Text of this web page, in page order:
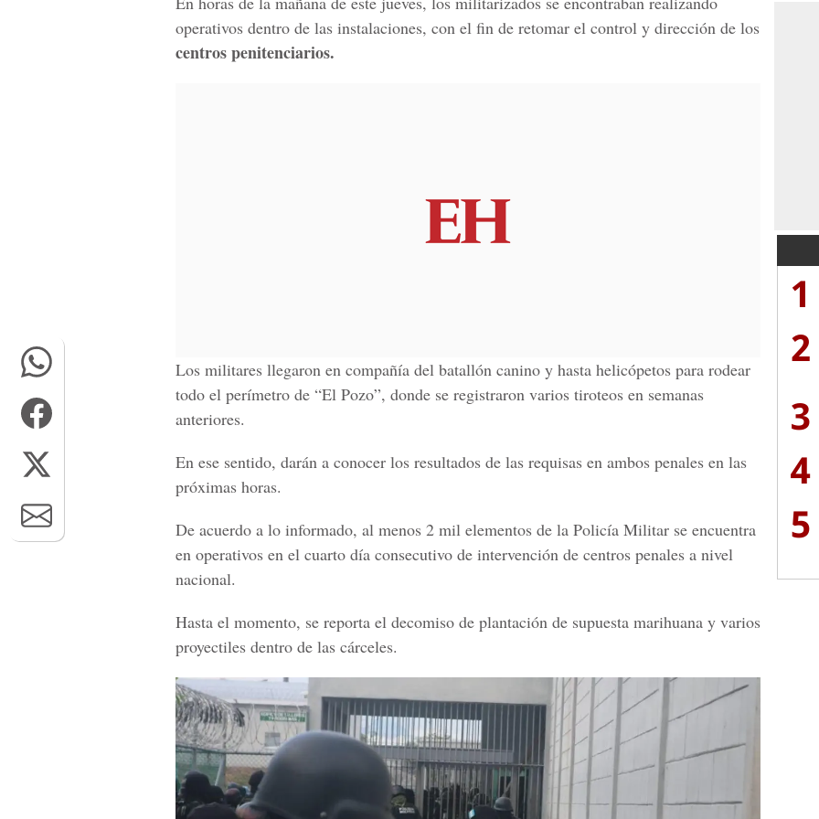
operativos dentro de las instalaciones, con el fin de retomar el control y dirección de los
centros penitenciarios.
Los militares llegaron en compañía del batallón canino y hasta helicópetos para rodear
todo el perímetro de “El Pozo”, donde se registraron varios tiroteos en semanas
anteriores.
En ese sentido, darán a conocer los resultados de las requisas en ambos penales en las
próximas horas.
De acuerdo a lo informado, al menos 2 mil elementos de la Policía Militar se encuentra
en operativos en el cuarto día consecutivo de intervención de centros penales a nivel
nacional.
Hasta el momento, se reporta el decomiso de plantación de supuesta marihuana y varios
proyectiles dentro de las cárceles.
1
2
3
4
5